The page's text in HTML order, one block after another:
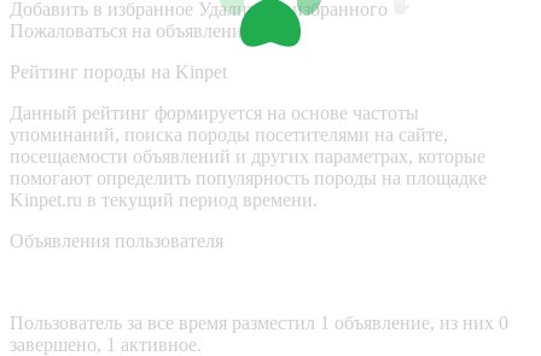
Добавить в избранное Удалить из избранного
Пожаловаться на объявление
Рейтинг породы на Kinpet
Данный рейтинг формируется на основе частоты
упоминаний, поиска породы посетителями на сайте,
посещаемости объявлений и других параметрах, которые
помогают определить популярность породы на площадке
Kinpet.ru в текущий период времени.
Объявления пользователя
Пользователь за все время разместил 1 объявление, из них 0
завершено, 1 активное.